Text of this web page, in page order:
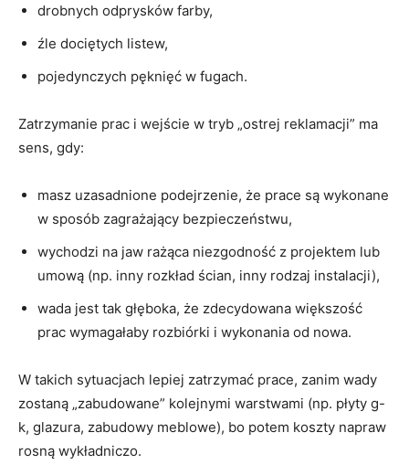
drobnych odprysków farby,
źle dociętych listew,
pojedynczych pęknięć w fugach.
Zatrzymanie prac i wejście w tryb „ostrej reklamacji” ma
sens, gdy:
masz uzasadnione podejrzenie, że prace są wykonane
w sposób zagrażający bezpieczeństwu,
wychodzi na jaw rażąca niezgodność z projektem lub
umową (np. inny rozkład ścian, inny rodzaj instalacji),
wada jest tak głęboka, że zdecydowana większość
prac wymagałaby rozbiórki i wykonania od nowa.
W takich sytuacjach lepiej zatrzymać prace, zanim wady
zostaną „zabudowane” kolejnymi warstwami (np. płyty g-
k, glazura, zabudowy meblowe), bo potem koszty napraw
rosną wykładniczo.